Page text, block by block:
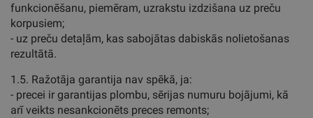
funkcionēšanu, piemēram, uzrakstu izdzišana uz preču
korpusiem;
- uz preču detaļām, kas sabojātas dabiskās nolietošanas
rezultātā.
1.5. Ražotāja garantija nav spēkā, ja:
- precei ir garantijas plombu, sērijas numuru bojājumi, kā
arī veikts nesankcionēts preces remonts;